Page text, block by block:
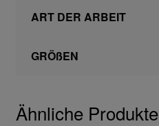
ART DER ARBEIT
GRÖßEN
Ähnliche Produkte